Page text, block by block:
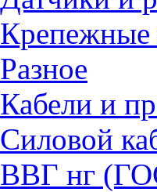
Крепежные
Разное
Кабели и
Силовой
ВВГ нг